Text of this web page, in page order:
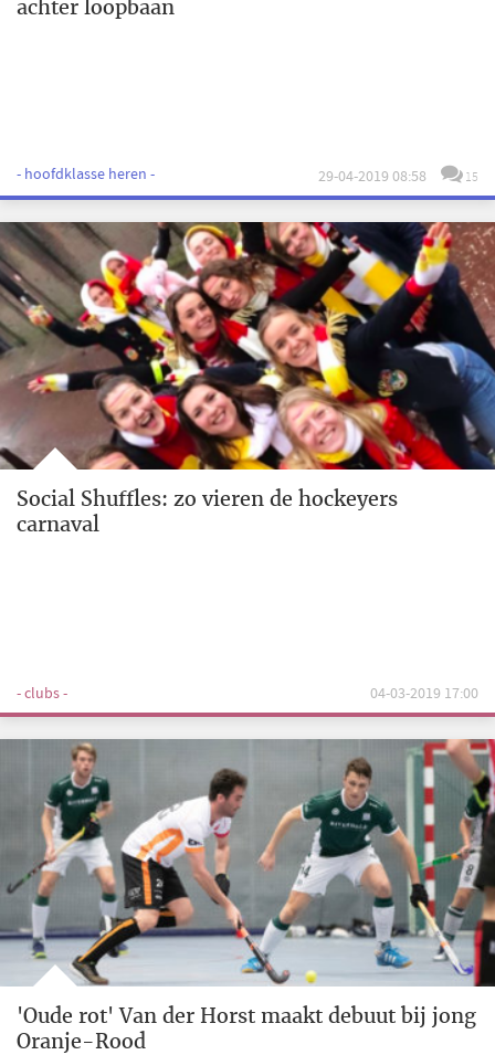
achter loopbaan
- hoofdklasse heren - 29-04-2019 08:58 15
Social Shuffles: zo vieren de hockeyers
carnaval
- clubs - 04-03-2019 17:00
'Oude rot' Van der Horst maakt debuut bij jong
Oranje-Rood